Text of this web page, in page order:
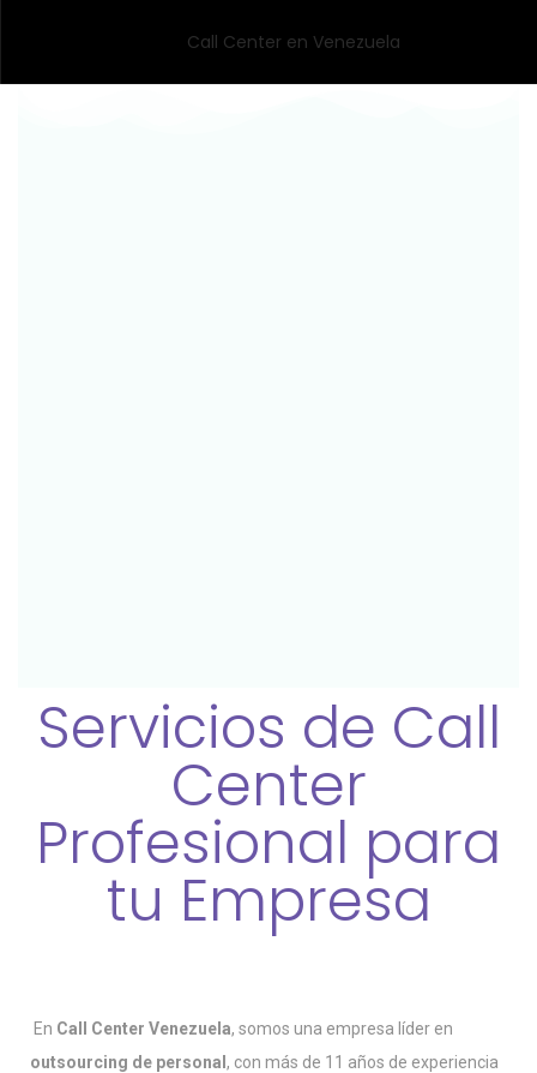
Servicios de Call
Center
Profesional para
tu Empresa
En Call Center Venezuela, somos una empresa líder en
outsourcing de personal , con más de 11 años de experiencia